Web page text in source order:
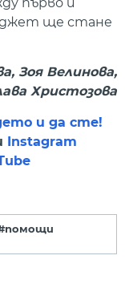
ще стане
Зоя Велинова,
Христозова
и да сте!
Instagram